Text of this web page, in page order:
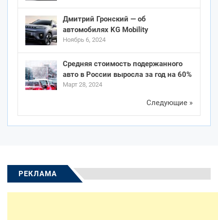
Дмитрий Гронский — об
автомобилях KG Mobility
Ноябрь 6, 2024
Средняя стоимость подержанного
авто в России выросла за год на 60%
Март 28, 2024
Следующие »
РЕКЛАМА